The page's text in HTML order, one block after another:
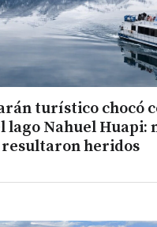
turístico chocó
lago Nahuel Huapi:
heridos